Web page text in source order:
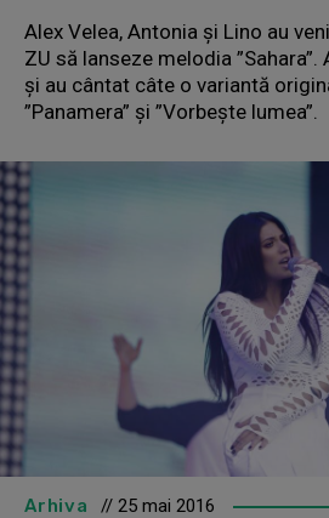
Alex Velea, Antonia și Lino au
ZU să lanseze melodia
și au cântat câte o variantă
”Panamera” și ”Vorbește lumea”.
Arhiva // 25 mai 2016